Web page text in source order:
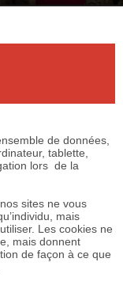
de données,
tablette,
lors de la
sites ne vous
mais
Les cookies ne
mais donnent
de façon à ce que